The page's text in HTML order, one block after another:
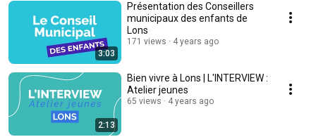
3:03
Présentation des Conseillers
municipaux des enfants de
Lons
171 views 4 years ago
2:13
Bien vivre à Lons | L'INTERVIEW :
Atelier jeunes
65 views 4 years ago